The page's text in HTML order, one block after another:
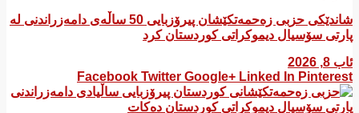
شاندێکی حزبی زەحمەتکێشان پیرۆزبایی 50 ساڵەی دامەزراندنی لە
پارتی سۆسیال دیموکراتی کوردستان کرد
ئاب 8, 2026
Facebook Twitter Google+ Linked In Pinterest